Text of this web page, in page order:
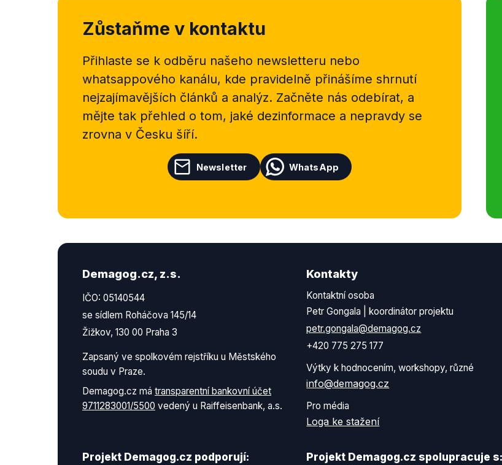
Zůstaňme v kontaktu
Přihlaste se k odběru našeho newsletteru nebo
whatsappového kanálu, kde pravidelně přinášíme shrnutí
nejzajímavějších článků a analýz. Začněte nás odebírat, a
mějte tak přehled o tom, jaké dezinformace a nepravdy se
zrovna v Česku šíří.
Newsletter WhatsApp
Demagog.cz, z.s.
IČO: 05140544
se sídlem Roháčova 145/14
Žižkov, 130 00 Praha 3
Zapsaný ve spolkovém rejstříku u Městského
soudu v Praze.
Demagog.cz má transparentní bankovní účet
9711283001/5500 vedený u Raiffeisenbank, a.s.
Kontakty
Kontaktní osoba
Petr Gongala | koordinátor projektu
petr.gongala@demagog.cz
+420 775 275 177
Výtky k hodnocením, workshopy, různé
info@demagog.cz
Pro média
Loga ke stažení
Projekt Demagog.cz podporují: Projekt Demagog.cz spolupracuje s: